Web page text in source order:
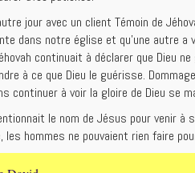
jour avec un client Témoin de
dans notre église et qu’une autre a
continuait à déclarer que Dieu
à ce que Dieu le guérisse.
continuer à voir la gloire de Dieu se
le nom de Jésus pour venir
les hommes ne pouvaient rien faire